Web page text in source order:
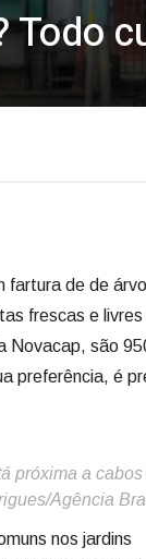
fartura de de
frescas e livres
Novacap, são
preferência, é
próxima a cabos
Agência
nos jardins